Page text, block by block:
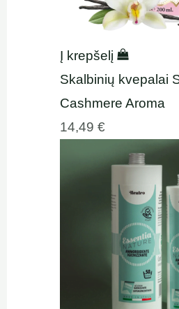
Į krepšelį
Skalbinių kvepalai
Cashmere Aroma
14,49€